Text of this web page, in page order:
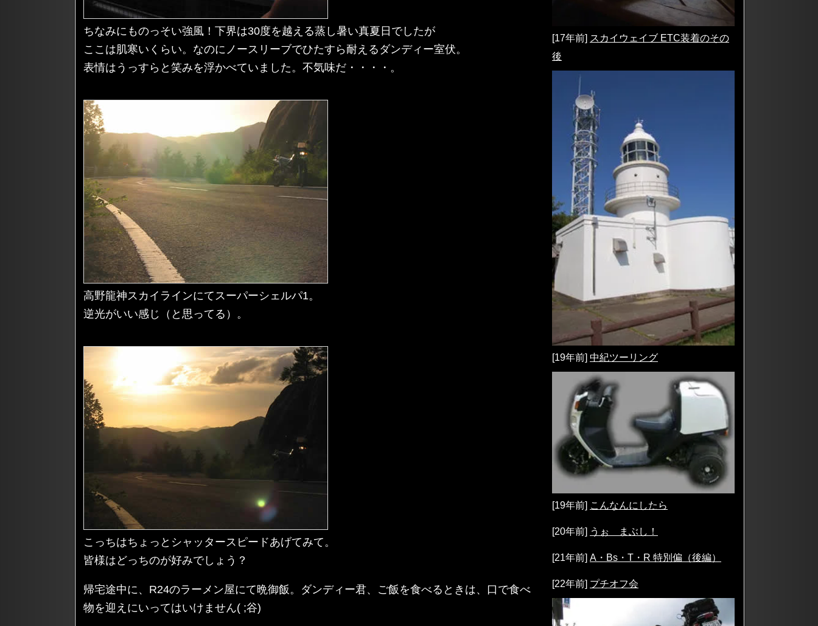
ちなみにものっそい強風！下界は30度を越える蒸し暑い真夏日でしたが
ここは肌寒いくらい。なのにノースリーブでひたすら耐えるダンディー室伏。
表情はうっすらと笑みを浮かべていました。不気味だ・・・・。
高野龍神スカイラインにてスーパーシェルパ1。
逆光がいい感じ（と思ってる）。
こっちはちょっとシャッタースピードあげてみて。
皆様はどっちのが好みでしょう？
帰宅途中に、R24のラーメン屋にて晩御飯。ダンディー君、ご飯を食べるときは、口で食べ
物を迎えにいってはいけません( ;谷)
[17年前] スカイウェイブ ETC装着のその
後
[19年前] 中紀ツーリング
[19年前] こんなんにしたら
[20年前] うぉ まぶし！
[21年前] A・Bs・T・R 特別偏（後編）
[22年前] プチオフ会